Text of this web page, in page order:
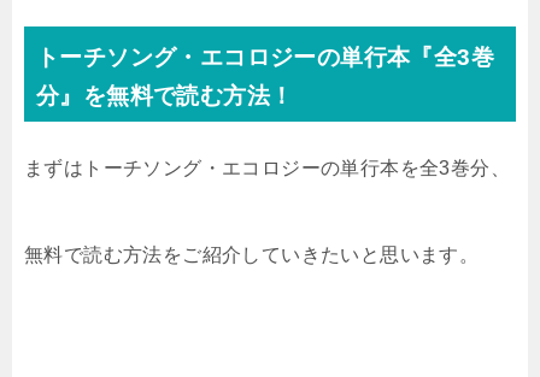
トーチソング・エコロジーの単行本『全3巻
分』を無料で読む方法！
まずはトーチソング・エコロジーの単行本を全3巻分、
無料で読む方法をご紹介していきたいと思います。